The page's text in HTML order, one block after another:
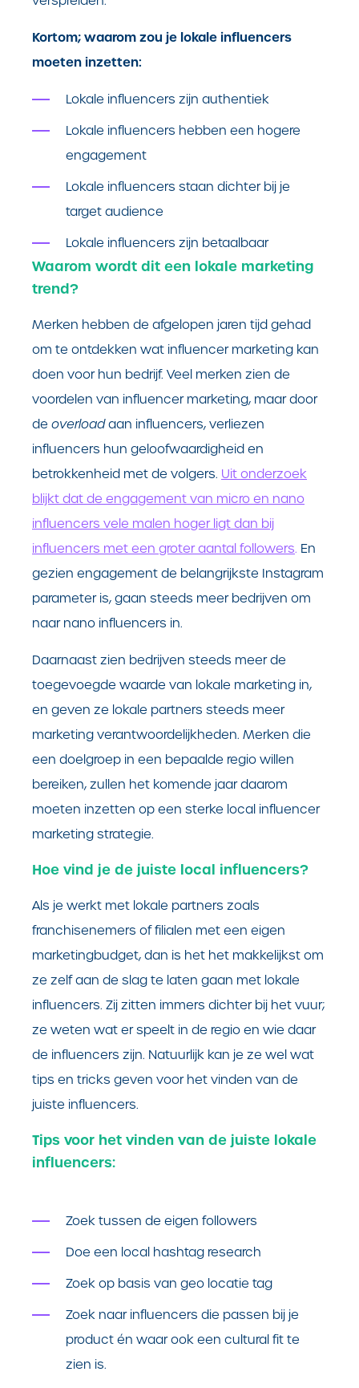
Kortom; waarom zou je lokale influencers
moeten inzetten:
Lokale influencers zijn authentiek
Lokale influencers hebben een hogere
engagement
Lokale influencers staan dichter bij je
target audience
Lokale influencers zijn betaalbaar
Waarom wordt dit een lokale marketing
trend?
Merken hebben de afgelopen jaren tijd gehad
om te ontdekken wat influencer marketing kan
doen voor hun bedrijf. Veel merken zien de
voordelen van influencer marketing, maar door
de overloadaan influencers, verliezen
influencers hun geloofwaardigheid en
betrokkenheid met de volgers. Uit onderzoek
blijkt dat de engagement van micro en nano
influencers vele malen hoger ligt dan bij
influencers met een groter aantal followers. En
gezien engagement de belangrijkste Instagram
parameter is, gaan steeds meer bedrijven om
naar nano influencers in.
Daarnaast zien bedrijven steeds meer de
toegevoegde waarde van lokale marketing in,
en geven ze lokale partners steeds meer
marketing verantwoordelijkheden. Merken die
een doelgroep in een bepaalde regio willen
bereiken, zullen het komende jaar daarom
moeten inzetten op een sterke local influencer
marketing strategie.
Hoe vind je de juiste local influencers?
Als je werkt met lokale partners zoals
franchisenemers of filialen met een eigen
marketingbudget, dan is het het makkelijkst om
ze zelf aan de slag te laten gaan met lokale
influencers. Zij zitten immers dichter bij het vuur;
ze weten wat er speelt in de regio en wie daar
de influencers zijn. Natuurlijk kan je ze wel wat
tips en tricks geven voor het vinden van de
juiste influencers.
Tips voor het vinden van de juiste lokale
influencers:
Zoek tussen de eigen followers
Doe een local hashtag research
Zoek op basis van geo locatie tag
Zoek naar influencers die passen bij je
product én waar ook een cultural fit te
zien is.